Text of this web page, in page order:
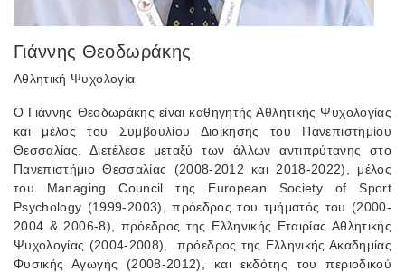
Γιάννης Θεοδωράκης
Αθλητική Ψυχολογία
Ο Γιάννης Θεοδωράκης είναι καθηγητής Αθλητικής Ψυχολογίας
και μέλος του Συμβουλίου Διοίκησης του Πανεπιστημίου
Θεσσαλίας. Διετέλεσε μεταξύ των άλλων αντιπρύτανης στο
Πανεπιστήμιο Θεσσαλίας (2008-2012 και 2018-2022), μέλος
του Managing Council της European Society of Sport
Psychology (1999-2003), πρόεδρος του τμήματός του (2000-
2004 & 2006-8), πρόεδρος της Ελληνικής Εταιρίας Αθλητικής
Ψυχολογίας (2004-2008), πρόεδρος της Ελληνικής Ακαδημίας
Φυσικής Αγωγής (2008-2012), και εκδότης του περιοδικού